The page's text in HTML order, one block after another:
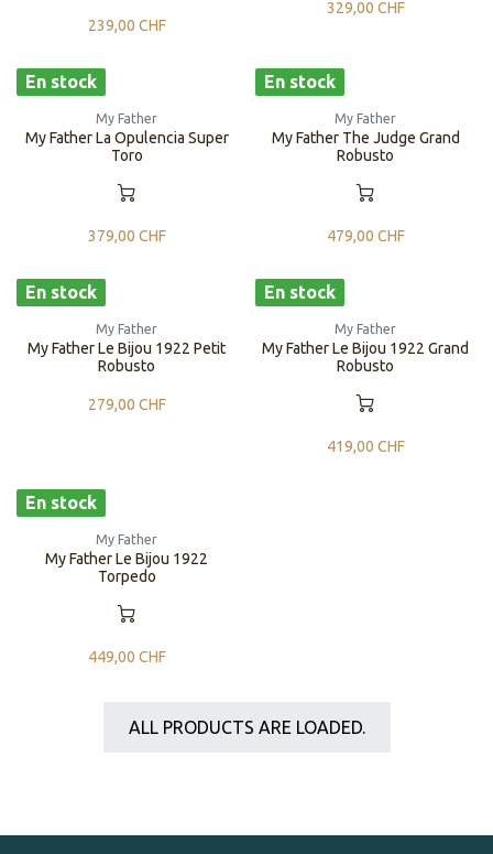
239,00 CHF
329,00 CHF
En stock
My Father
My Father La Opulencia Super
Toro
379,00 CHF
En stock
My Father
My Father The Judge Grand
Robusto
479,00 CHF
En stock
My Father
My Father Le Bijou 1922 Petit
Robusto
279,00 CHF
En stock
My Father
My Father Le Bijou 1922 Grand
Robusto
419,00 CHF
En stock
My Father
My Father Le Bijou 1922
Torpedo
449,00 CHF
ALL PRODUCTS ARE LOADED.